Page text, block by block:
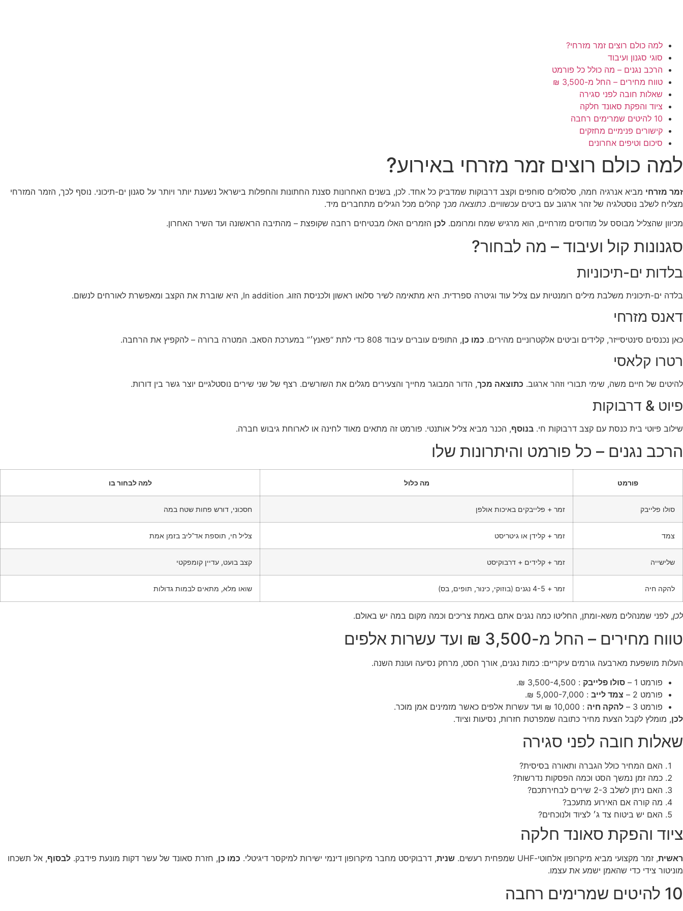
למה כולם רוצים זמר מזרחי?
סוגי סגנון ועיבוד
הרכב נגנים – מה כולל כל פורמט
טווח מחירים – החל מ-3,500 ₪
שאלות חובה לפני סגירה
ציוד והפקת סאונד חלקה
10 להיטים שמרימים רחבה
קישורים פנימיים מחזקים
סיכום וטיפים אחרונים
למה כולם רוצים זמר מזרחי באירוע?
זמר מזרחי מביא אנרגיה חמה, סלסולים סוחפים וקצב דרבוקות שמדביק כל אחד. לכן, בשנים האחרונות סצנת החתונות והחפלות בישראל נשענת יותר ויותר על סגנון ים-תיכוני. נוסף לכך, הזמר המזרחי
מצליח לשלב נוסטלגיה של זהר ארגוב עם ביטים עכשוויים. כתוצאה מכך קהלים מכל הגילים מתחברים מיד.
מכיוון שהצליל מבוסס על מודוסים מזרחיים, הוא מרגיש שמח ומרומם. לכן הזמרים האלו מבטיחים רחבה שקופצת – מהתיבה הראשונה ועד השיר האחרון.
סגנונות קול ועיבוד – מה לבחור?
בלדות ים-תיכוניות
בלדה ים-תיכונית משלבת מילים רומנטיות עם צליל עוד וגיטרה ספרדית. היא מתאימה לשיר סלואו ראשון ולכניסת הזוג. In addition, היא שוברת את הקצב ומאפשרת לאורחים לנשום.
דאנס מזרחי
כאן נכנסים סינטיסייזר, קלידים וביטים אלקטרוניים מהירים. כמו כן, התופים עוברים עיבוד 808 כדי לתת “פאנץ׳” במערכת הסאב. המטרה ברורה – להקפיץ את הרחבה.
רטרו קלאסי
להיטים של חיים משה, שימי תבורי וזהר ארגוב. כתוצאה מכך, הדור המבוגר מחייך והצעירים מגלים את השורשים. רצף של שני שירים נוסטלגיים יוצר גשר בין דורות.
פיוט & דרבוקות
שילוב פיוטי בית כנסת עם קצב דרבוקות חי. בנוסף, הכנר מביא צליל אותנטי. פורמט זה מתאים מאוד לחינה או לארוחת גיבוש חברה.
הרכב נגנים – כל פורמט והיתרונות שלו
פורמט מה כלול למה לבחור בו
סולו פלייבק זמר + פלייבקים באיכות אולפן חסכוני, דורש פחות שטח במה
צמד זמר + קלידן או גיטריסט צליל חי, תוספת אד־ליב בזמן אמת
שלישייה זמר + קלידים + דרבוקיסט קצב בועט, עדיין קומפקטי
להקה חיה זמר + 4-5 נגנים (בוזוקי, כינור, תופים, בס) שואו מלא, מתאים לבמות גדולות
לכן, לפני שמנהלים משא-ומתן, החליטו כמה נגנים אתם באמת צריכים וכמה מקום במה יש באולם.
טווח מחירים – החל מ-3,500 ₪ ועד עשרות אלפים
העלות מושפעת מארבעה גורמים עיקריים: כמות נגנים, אורך הסט, מרחק נסיעה ועונת השנה.
פורמט 1 –
סולו פלייבק : 3,500-4,500 ₪.
פורמט 2 –
צמד לייב : 5,000-7,000 ₪.
פורמט 3 –
להקה חיה : 10,000 ₪ ועד עשרות אלפים כאשר מזמינים אמן מוכר.
לכן, מומלץ לקבל הצעת מחיר כתובה שמפרטת חזרות, נסיעות וציוד.
שאלות חובה לפני סגירה
האם המחיר כולל הגברה ותאורה בסיסית?
כמה זמן נמשך הסט וכמה הפסקות נדרשות?
האם ניתן לשלב 2-3 שירים לבחירתכם?
מה קורה אם האירוע מתעכב?
האם יש ביטוח צד ג׳ לציוד ולנוכחים?
ציוד והפקת סאונד חלקה
ראשית, זמר מקצועי מביא מיקרופון אלחוטי-UHF שמפחית רעשים. שנית, דרבוקיסט מחבר מיקרופון דינמי ישירות למיקסר דיגיטלי. כמו כן, חזרת סאונד של עשר דקות מונעת פידבק. לבסוף, אל תשכחו
מוניטור צידי כדי שהאמן ישמע את עצמו.
10 להיטים שמרימים רחבה